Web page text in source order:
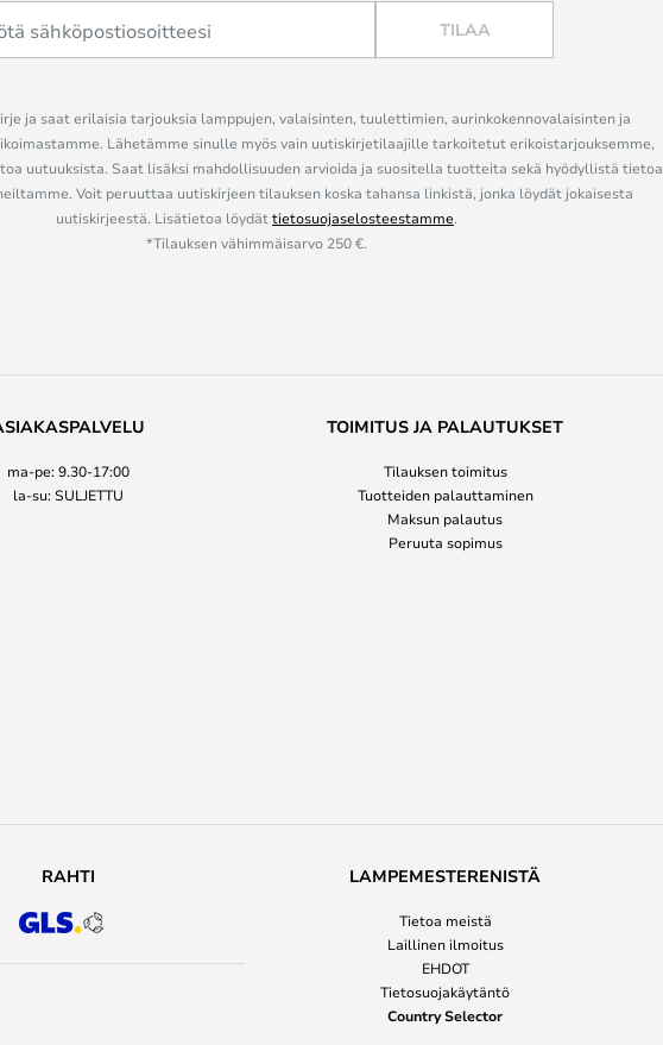
TILAA
ja saat erilaisia tarjouksia lamppujen, valaisinten, tuulettimien, aurinkokennovalaisinten ja
Lähetämme sinulle myös vain uutiskirjetilaajille tarkoitetut erikoistarjouksemme,
uutuuksista. Saat lisäksi mahdollisuuden arvioida ja suositella tuotteita sekä hyödyllistä tietoa
Voit peruuttaa uutiskirjeen tilauksen koska tahansa linkistä, jonka löydät jokaisesta
uutiskirjeestä. Lisätietoa löydättietosuojaselosteestamme.
*Tilauksen vähimmäisarvo 250 €.
ma-pe: 9.30-17:00
la-su: SULJETTU
TOIMITUS JA PALAUTUKSET
Tilauksen toimitus
Tuotteiden palauttaminen
Maksun palautus
Peruuta sopimus
RAHTI LAMPEMESTERENISTÄ
Tietoa meistä
Laillinen ilmoitus
EHDOT
Tietosuojakäytäntö
Country Selector